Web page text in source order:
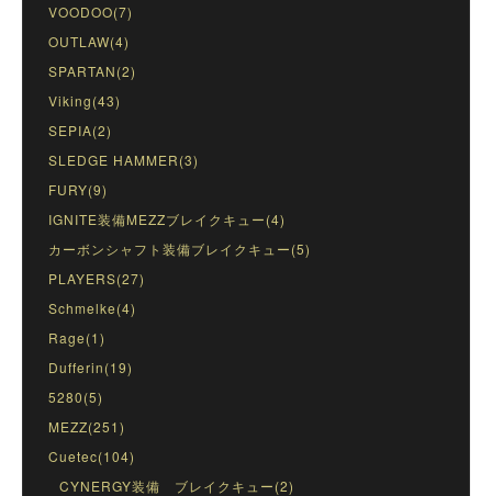
VOODOO(7)
OUTLAW(4)
SPARTAN(2)
Viking(43)
SEPIA(2)
SLEDGE HAMMER(3)
FURY(9)
IGNITE装備MEZZブレイクキュー(4)
カーボンシャフト装備ブレイクキュー(5)
PLAYERS(27)
Schmelke(4)
Rage(1)
Dufferin(19)
5280(5)
MEZZ(251)
Cuetec(104)
CYNERGY装備 ブレイクキュー(2)